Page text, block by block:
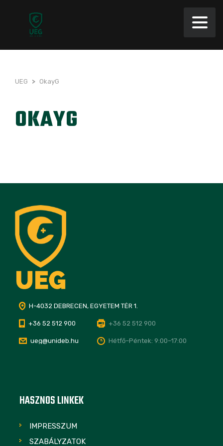
UEG > OkayG
OKAYG
H-4032 DEBRECEN, EGYETEM TÉR 1.
+36 52 512 900 +36 52 512 900
ueg@unideb.hu Hétfő–Péntek: 9:00–17:00
HASZNOS LINKEK
IMPRESSZUM
SZABÁLYZATOK